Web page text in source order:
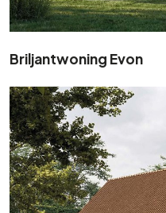
Briljantwoning Evon